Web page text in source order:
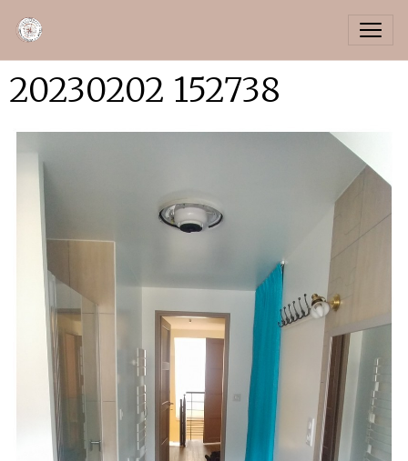
20230202 152738